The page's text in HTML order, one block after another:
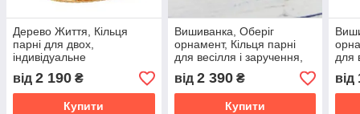
Дерево Життя, Кільця
парні для двох,
індивідуальне
виготовлення.
від 2 190 ₴
Купити
Вишиванка, Оберіг
орнамент, Кільця парні
для весілля і заручення,
кільця для двох
від 2 390₴
Купити
для
від